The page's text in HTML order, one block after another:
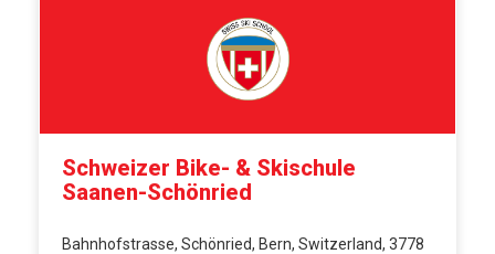
Schweizer Bike- & Skischule
Saanen-Schönried
Bahnhofstrasse, Schönried, Bern, Switzerland, 3778